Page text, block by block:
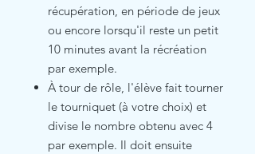
récupération, en période de jeux
ou encore lorsqu'il reste un petit
10 minutes avant la récréation
par exemple.
À tour de rôle, l'élève fait tourner
le tourniquet (à votre choix) et
divise le nombre obtenu avec 4
par exemple. Il doit ensuite